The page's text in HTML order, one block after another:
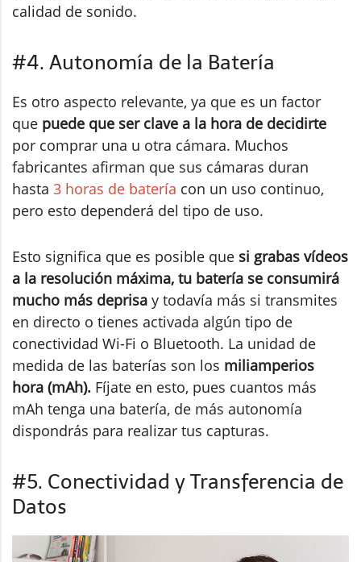
calidad de sonido.
#4. Autonomía de la Batería
Es otro aspecto relevante, ya que es un factor
que puede que ser clave a la hora de decidirte
por comprar una u otra cámara. Muchos
fabricantes afirman que sus cámaras duran
hasta 3 horas de batería con un uso continuo,
pero esto dependerá del tipo de uso.
Esto significa que es posible que si grabas vídeos
a la resolución máxima, tu batería se consumirá
mucho más deprisa y todavía más si transmites
en directo o tienes activada algún tipo de
conectividad Wi-Fi o Bluetooth. La unidad de
medida de las baterías son los miliamperios
hora (mAh). Fíjate en esto, pues cuantos más
mAh tenga una batería, de más autonomía
dispondrás para realizar tus capturas.
#5. Conectividad y Transferencia de
Datos